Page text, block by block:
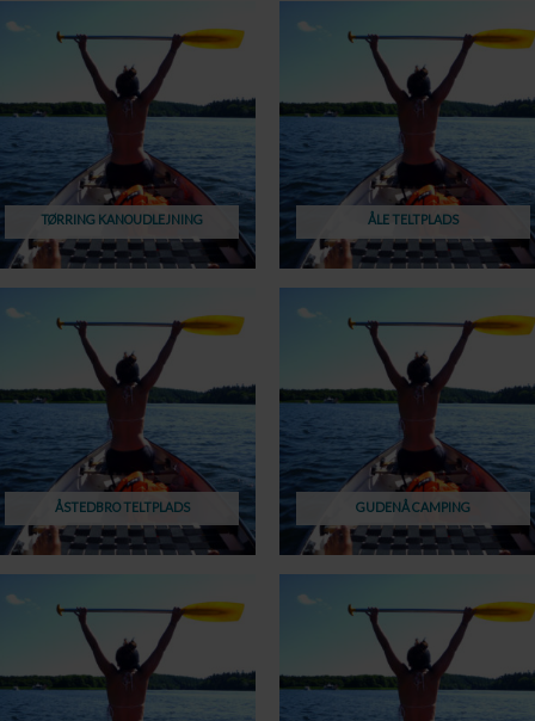
TØRRING KANOUDLEJNING ÅLE TELTPLADS
ÅSTEDBRO TELTPLADS GUDENÅ CAMPING